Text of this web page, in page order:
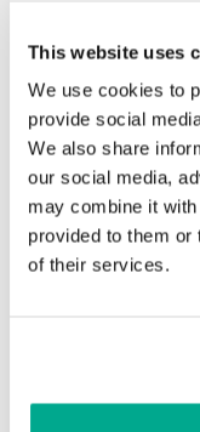
This website uses
We use cookies to
provide social
We also share
our social media,
may combine it
provided to them or
of their services.
New York Daily News
EL FBI usa un
como carnada
Su dirección de